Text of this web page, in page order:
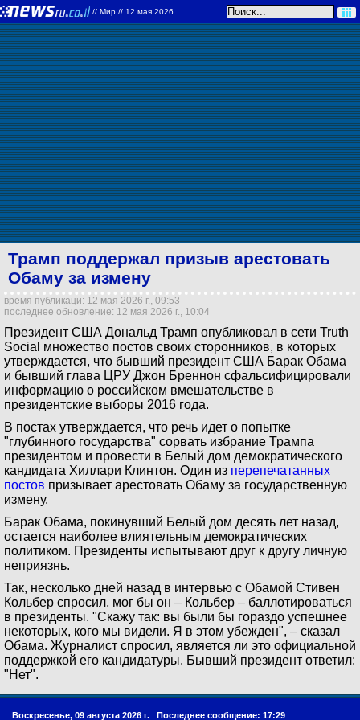
// Мир // 12 мая 2026
Трамп поддержал призыв арестовать
Обаму за измену
время публикаци: 12 мая 2026 г., 09:53
последнее обновление: 12 мая 2026 г., 10:04
Президент США Дональд Трамп опубликовал в сети Truth
Social множество постов своих сторонников, в которых
утверждается, что бывший президент США Барак Обама
и бывший глава ЦРУ Джон Бреннон сфальсифицировали
информацию о российском вмешательстве в
президентские выборы 2016 года.
В постах утверждается, что речь идет о попытке
"глубинного государства" сорвать избрание Трампа
президентом и провести в Белый дом демократического
кандидата Хиллари Клинтон. Один из перепечатанных
постов призывает арестовать Обаму за государственную
измену.
Барак Обама, покинувший Белый дом десять лет назад,
остается наиболее влиятельным демократических
политиком. Президенты испытывают друг к другу личную
неприязнь.
Так, несколько дней назад в интервью с Обамой Стивен
Кольбер спросил, мог бы он – Кольбер – баллотироваться
в президенты. "Скажу так: вы были бы гораздо успешнее
некоторых, кого мы видели. Я в этом убежден", – сказал
Обама. Журналист спросил, является ли это официальной
поддержкой его кандидатуры. Бывший президент ответил:
"Нет".
Воскресенье, 09 августа 2026 г. Последнее сообщение: 17:29